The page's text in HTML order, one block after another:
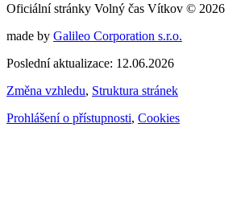
Oficiální stránky Volný čas Vítkov © 2026
made by Galileo Corporation s.r.o.
Poslední aktualizace: 12.06.2026
Změna vzhledu, Struktura stránek
Prohlášení o přístupnosti, Cookies